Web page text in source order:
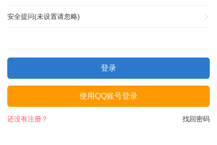
安全提问(未设置请忽略)
登录
使用QQ账号登录
找回密码
还没有注册？